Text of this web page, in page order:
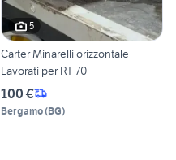
5
Carter Minarelli orizzontale
Lavorati per RT 70
100 €
Bergamo(BG)